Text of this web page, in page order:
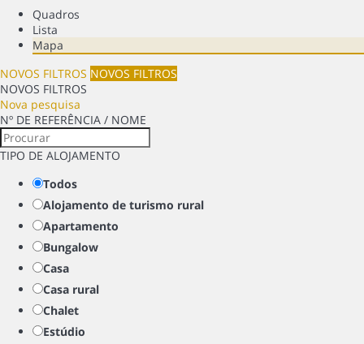
Quadros
Lista
Mapa
NOVOS FILTROS NOVOS FILTROS
NOVOS FILTROS
Nova pesquisa
Nº DE REFERÊNCIA / NOME
TIPO DE ALOJAMENTO
Todos
Alojamento de turismo rural
Apartamento
Bungalow
Casa
Casa rural
Chalet
Estúdio